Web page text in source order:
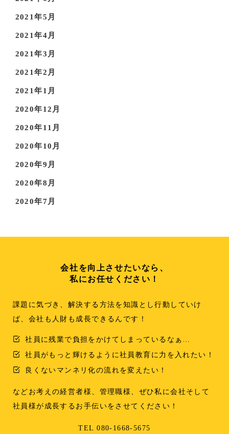
2021年5月
2021年4月
2021年3月
2021年2月
2021年1月
2020年12月
2020年11月
2020年10月
2020年9月
2020年8月
2020年7月
会社を向上させたいなら、
私にお任せください！
課題に気づき、解決する方法を知識とし行動していけ
ば、会社も人財も成長できるんです！
社員に残業で負担をかけてしまっているなぁ…
社員がもっと輝けるように社員教育に力を入れたい！
良くないマンネリ化の流れを変えたい！
などお考えの経営者様、管理職様、ぜひ私に会社そして
社員様が成長するお手伝いをさせてください！
TEL 080-1668-5675